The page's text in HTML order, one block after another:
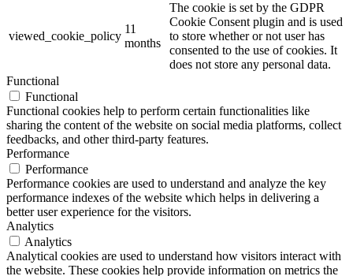
viewed_cookie_policy
11
months
The cookie is set by the GDPR
Cookie Consent plugin and is used
to store whether or not user has
consented to the use of cookies. It
does not store any personal data.
Functional
Functional
Functional cookies help to perform certain functionalities like
sharing the content of the website on social media platforms, collect
feedbacks, and other third-party features.
Performance
Performance
Performance cookies are used to understand and analyze the key
performance indexes of the website which helps in delivering a
better user experience for the visitors.
Analytics
Analytics
Analytical cookies are used to understand how visitors interact with
the website. These cookies help provide information on metrics the